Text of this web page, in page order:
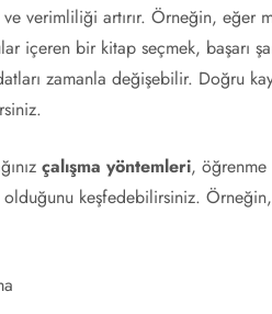
verimliliği artırır. Örneğin, eğer
içeren bir kitap seçmek, başarı
zamanla değişebilir. Doğru
çalışma yöntemleri, öğrenme
keşfedebilirsiniz. Örneğin,